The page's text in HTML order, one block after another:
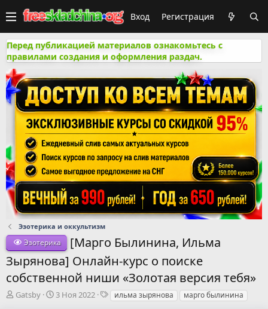
Вход Регистрация
Перед публикацией материалов ознакомьтесь с
правилами создания и оформления раздач.
Эзотерика и оккультизм
Эзотерика
[Марго Былинина, Ильма
Зырянова] Онлайн-курс о поиске
собственной ниши «Золотая версия тебя»
А
Gatsby
Д
3 Ноя 2022
Тильма зырянова марго былинина